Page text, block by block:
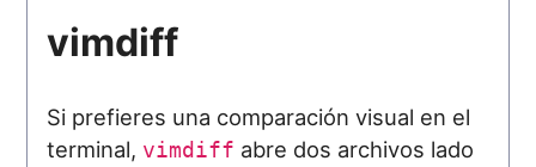
vimdiff
Si prefieres una comparación visual en el
terminal, vimdiff abre dos archivos lado